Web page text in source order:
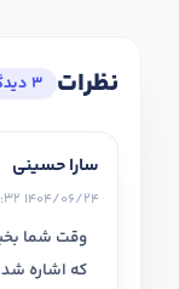
نظرات 3 دیدگاه
سارا حسینی
1404/06/24 11:18:32
وقت شما
که اشاره